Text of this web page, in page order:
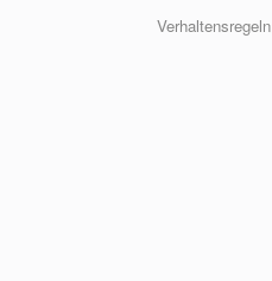
Verhaltensregeln